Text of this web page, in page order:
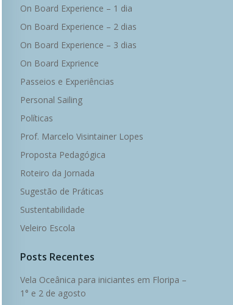
On Board Experience – 1 dia
On Board Experience – 2 dias
On Board Experience – 3 dias
On Board Exprience
Passeios e Experiências
Personal Sailing
Políticas
Prof. Marcelo Visintainer Lopes
Proposta Pedagógica
Roteiro da Jornada
Sugestão de Práticas
Sustentabilidade
Veleiro Escola
Posts Recentes
Vela Oceânica para iniciantes em Floripa –
1° e 2 de agosto